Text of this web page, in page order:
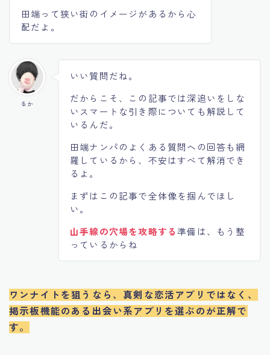
田端って狭い街のイメージがあるから心
配だよ。
るか
いい質問だね。
だからこそ、この記事では深追いをしな
いスマートな引き際についても解説して
いるんだ。
田端ナンパのよくある質問への回答も網
羅しているから、不安はすべて解消でき
るよ。
まずはこの記事で全体像を掴んでほし
い。
山手線の穴場を攻略する準備は、もう整
っているからね
ワンナイトを狙うなら、真剣な恋活アプリではなく、
掲示板機能のある出会い系アプリを選ぶのが正解で
す。